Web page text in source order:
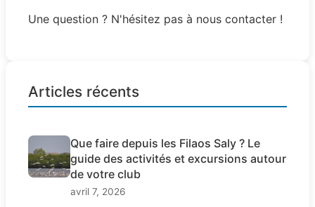
Une question ? N'hésitez pas à nous contacter !
Articles récents
Que faire depuis les Filaos Saly ? Le
guide des activités et excursions autour
de votre club
avril 7, 2026